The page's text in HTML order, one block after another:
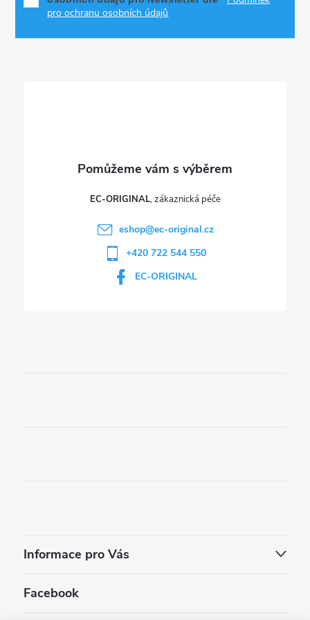
pro ochranu osobních údajů
EC-ORIGINAL
eshop@ec-original.cz
+420 722 544 550
EC-ORIGINAL
Informace pro Vás
Facebook